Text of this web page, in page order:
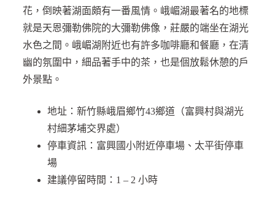
花，倒映著湖面頗有一番風情。峨嵋湖最著名的地標
就是天恩彌勒佛院的大彌勒佛像，莊嚴的端坐在湖光
水色之間。峨嵋湖附近也有許多咖啡廳和餐廳，在清
幽的氛圍中，細品著手中的茶，也是個放鬆休憩的戶
外景點。
地址：新竹縣峨眉鄉竹43鄉道（富興村與湖光
村細茅埔交界處）
停車資訊：富興國小附近停車場、太平街停車
場
建議停留時間：1 – 2 小時